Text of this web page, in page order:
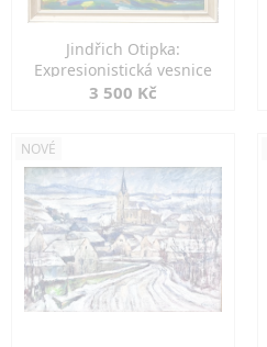
Jindřich Otipka:
Expresionistická vesnice
3 500 Kč
NOVÉ